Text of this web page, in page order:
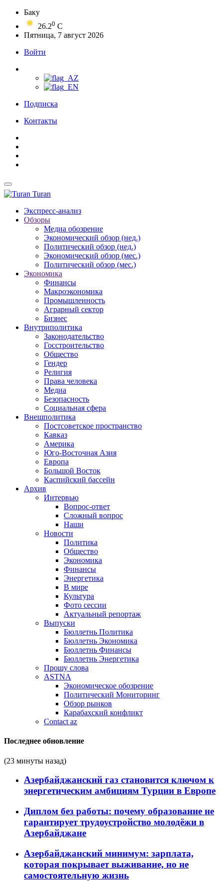
Баку
26.20 C
Пятница, 7 август 2026
Войти
Подписка
Контакты
Turan
Экспресс-анализ
Обзоры
Медиа обозрение
Экономический обзор (нед.)
Политический обзор (нед.)
Экономический обзор (мес.)
Политический обзор (мес.)
Экономика
Финансы
Макроэкономика
Промышленность
Аграрный сектор
Бизнес
Внутриполитика
Законодательство
Госстроительство
Общество
Гендер
Религия
Права человека
Медиа
Безопасность
Социальная сфера
Внешполитика
Постсоветское пространство
Кавказ
Америка
Юго-Восточная Азия
Европа
Большой Восток
Каспийский бассейн
Архив
Интервью
Вопрос-ответ
Сложный вопрос
Наши
Новости
Политика
Общество
Экономика
Финансы
Энергетика
В мире
Культура
Фото сессии
Актуальный репортаж
Выпуски
Бюллетнь Политика
Бюллетнь Экономика
Бюллетнь Финансы
Бюллетнь Энергетика
Прошу слова
ASTNA
Экономическое обозрение
Политический Мониторинг
Обзор рынков
Карабахский конфликт
Contact az
Последнее обновление
(23 минуты назад)
Азербайджанский газ становится ключом к
энергетическим амбициям Турции в Европе
Диплом без работы: почему образование не
гарантирует трудоустройство молодёжи в
Азербайджане
Азербайджанский минимум: зарплата,
которая покрывает выживание, но не
самостоятельную жизнь